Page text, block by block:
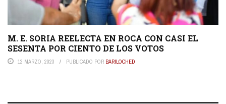
M. E. SORIA REELECTA EN ROCA CON CASI EL
SESENTA POR CIENTO DE LOS VOTOS
12 MARZO, 2023 PUBLICADO POR BARILOCHED